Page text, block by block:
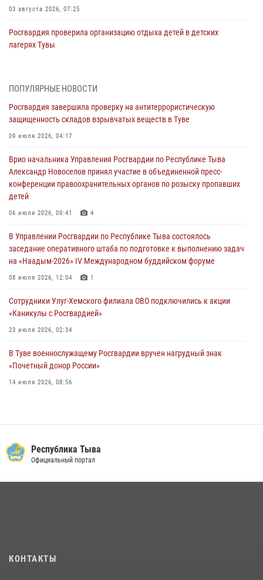
03 августа 2026, 07:25
Росгвардия проверила организацию отдыха детей в детских
лагерях Тувы
Сотрудники вневедомственной охраны приняли участие в акции
29 июля 2026, 09:41
26 сигналов «Тревога» с автотранспортов отработали экипажи
29 июля 2026, 08:37
В Туве офицер Росгвардии подвела итоги юбилейного личного
забега
28 июля 2026, 07:48
Росгвардеец стал бронзовым призером Чемпионата Тувы по
национальной игре - стрельбе из традиционного лука
ПОПУЛЯРНЫЕ НОВОСТИ
Росгвардия завершила проверку на антитеррористическую
защищенность складов взрывчатых веществ в Туве
09 июля 2026, 04:17
Врио начальника Управления Росгвардии по Республике Тыва
Александр Новоселов принял участие в объединенной пресс-
конференции правоохранительных органов по розыску пропавших
детей
06 июля 2026, 09:41 4
В Управлении Росгвардии по Республике Тыва состоялось
заседание оперативного штаба по подготовке к выполнению задач
на «Наадым-2026» IV Международном буддийском форуме
08 июля 2026, 12:04 1
Сотрудники Улуг-Хемского филиала ОВО подключились к акции
«Каникулы с Росгвардией»
23 июля 2026, 02:34
В Туве военнослужащему Росгвардии вручен нагрудный знак
«Почетный донор России»
14 июля 2026, 08:56
Инспекторы Росгвардии приняли участие в процедуре регистрации
Наадым-2026
21 июля 2026, 04:59
Республика Тыва
Официальный портал
КОНТАКТЫ